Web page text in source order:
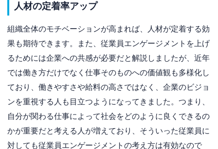
人材の定着率アップ
組織全体のモチベーションが高まれば、人材が定着する効
果も期待できます。また、従業員エンゲージメントを上げ
るためには企業への共感が必要だと解説しましたが、近年
では働き方だけでなく仕事そのものへの価値観も多様化し
ており、働きやすさや給料の高さではなく、企業のビジョ
ンを重視する人も目立つようになってきました。つまり、
自分が関わる仕事によって社会をどのように良くできるの
かが重要だと考える人が増えており、そういった従業員に
対しても従業員エンゲージメントの考え方は有効なので